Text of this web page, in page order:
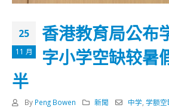
25
11 月
香港教育局公布
字小学空缺较暑
半
By Peng Bowen 新聞 中学,学额空